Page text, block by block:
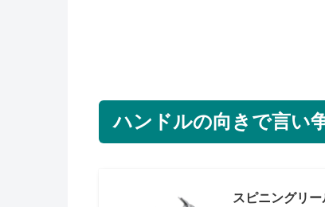
ハンドルの向きで言い
スピニングリ